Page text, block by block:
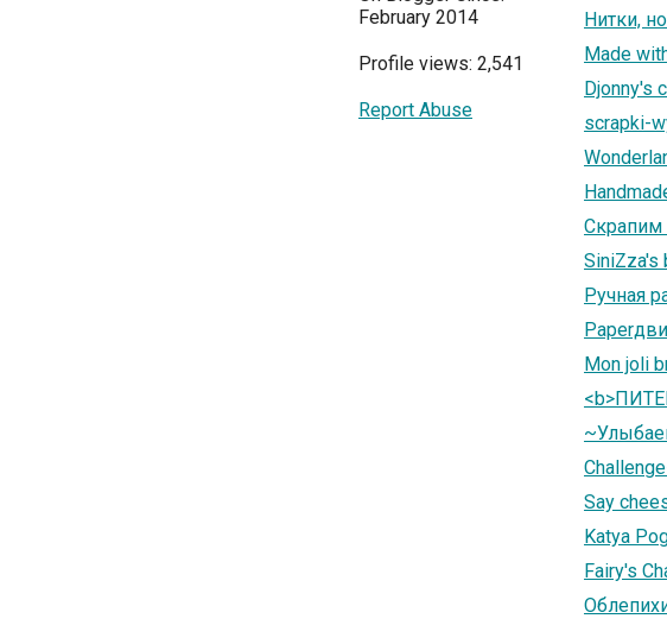
February 2014
Profile views: 2,541
Report Abuse
Нитки,
Мade
Djonny's
scrapki-
Скрапим
SiniZza's
Ручная
Mon joli
Say
Katya
Fairy's